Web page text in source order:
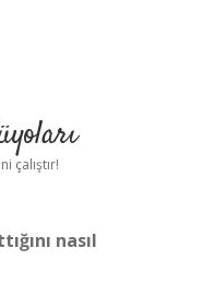
çalıştır!
nasıl